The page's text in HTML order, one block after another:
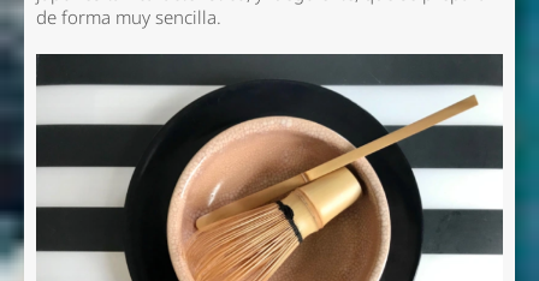
de forma muy sencilla.